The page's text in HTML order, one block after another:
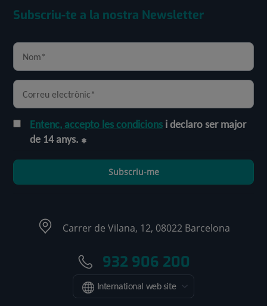
Subscriu-te a la nostra Newsletter
Entenc, accepto les condicions i declaro ser major
de 14 anys.
Subscriu-me
Carrer de Vilana, 12, 08022 Barcelona
932 906 200
International web site